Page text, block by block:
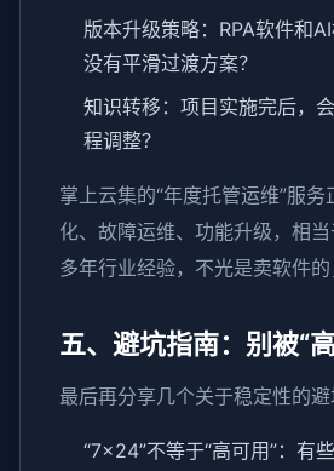
版本升级策略：RPA软件和
没有平滑过渡方案？
知识转移：项目实施完后，
程调整？
掌上云集的“年度托管运维”服
化、故障运维、功能升级，相
多年行业经验，不光是卖软件
五、避坑指南：别被“
最后再分享几个关于稳定性的避
“7×24”不等于“高可用”：有